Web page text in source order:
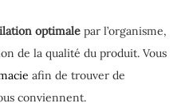
optimale par l’organisme,
de la qualité du produit. Vous
afin de trouver de
conviennent.